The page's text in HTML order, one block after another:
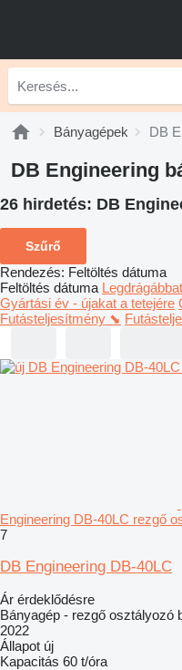
Bányagépek DB
DB Engineering
26 hirdetés: DB
Szűrő
Rendezés: Feltöltés dátuma
Feltöltés dátuma
Gyártási év - újakat a tetejére
Futásteljesítmény ⬊
Engineering DB-40LC rezgő
7
DB Engineering DB-40LC
Ár érdeklődésre
Bányagép - rezgő osztályozó
2022
Állapot új
Kapacitás 60 t/óra